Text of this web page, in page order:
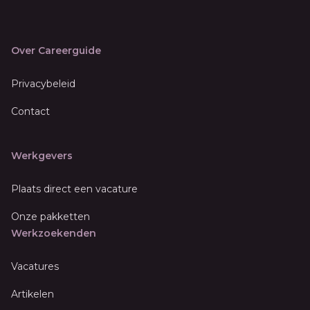
Over Careerguide
Privacybeleid
Contact
Werkgevers
Plaats direct een vacature
Onze pakketten
Werkzoekenden
Vacatures
Artikelen